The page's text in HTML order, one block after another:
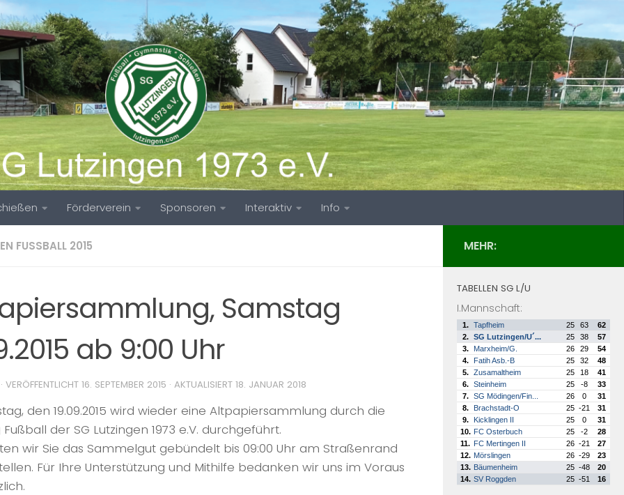
Förderverein Sponsoren Interaktiv Info
FUSSBALL 2015
Samstag
ab 9:00 Uhr
· VERÖFFENTLICHT 16. SEPTEMBER 2015 · AKTUALISIERT 18. JANUAR 2018
den 19.09.2015 wird wieder eine Altpapiersammlung durch die
der SG Lutzingen 1973 e.V. durchgeführt.
wir Sie das Sammelgut gebündelt bis 09:00 Uhr am Straßenrand
Für Ihre Unterstützung und Mithilfe bedanken wir uns im Voraus
MEHR:
TABELLEN SG L/U
I.Mannschaft:
1. Tapfheim 25 63
62
2.
SG Lutzingen/U´... 25 38
57
3.
Marxheim/G. 26 29
54
4.
Fatih Asb.-B 25 32
48
5.
Zusamaltheim 25 18
41
6.
Steinheim 25 -8
33
7.
SG Mödingen/Fin... 26 0
31
8.
Brachstadt-O 25 -21
31
9.
Kicklingen II 25 0
31
10. FC Osterbuch 25 -2
28
11. FC Mertingen II 26 -21
27
12. Mörslingen 26 -29
23
13. Bäumenheim 25 -48
20
14. SV Roggden 25 -51 16